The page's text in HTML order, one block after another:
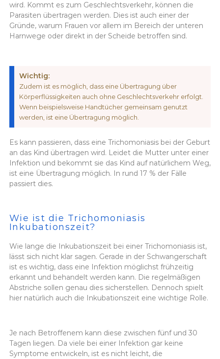
wird. Kommt es zum Geschlechtsverkehr, können die
Parasiten übertragen werden. Dies ist auch einer der
Gründe, warum Frauen vor allem im Bereich der unteren
Harnwege oder direkt in der Scheide betroffen sind.
Wichtig:
Zudem ist es möglich, dass eine Übertragung über
Körperflüssigkeiten auch ohne Geschlechtsverkehr erfolgt.
Wenn beispielsweise Handtücher gemeinsam genutzt
werden, ist eine Übertragung möglich.
Es kann passieren, dass eine Trichomoniasis bei der Geburt
an das Kind übertragen wird. Leidet die Mutter unter einer
Infektion und bekommt sie das Kind auf natürlichem Weg,
ist eine Übertragung möglich. In rund 17 % der Fälle
passiert dies.
Wie ist die Trichomoniasis
Inkubationszeit?
Wie lange die Inkubationszeit bei einer Trichomoniasis ist,
lässt sich nicht klar sagen. Gerade in der Schwangerschaft
ist es wichtig, dass eine Infektion möglichst frühzeitig
erkannt und behandelt werden kann. Die regelmäßigen
Abstriche sollen genau dies sicherstellen. Dennoch spielt
hier natürlich auch die Inkubationszeit eine wichtige Rolle.
Je nach Betroffenem kann diese zwischen fünf und 30
Tagen liegen. Da viele bei einer Infektion gar keine
Symptome entwickeln, ist es nicht leicht, die